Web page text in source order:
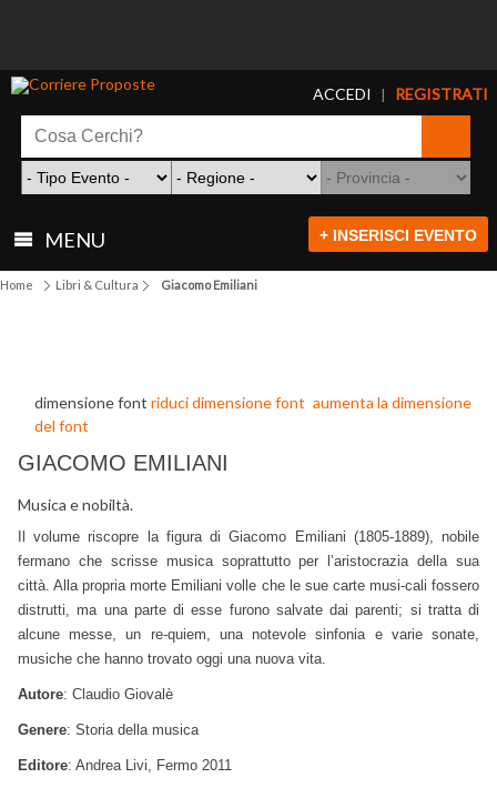
ACCEDI | REGISTRATI
MENU + INSERISCI EVENTO
Home Libri & Cultura Giacomo Emiliani
dimensione font riduci dimensione font aumenta la dimensione
del font
GIACOMO EMILIANI
Musica e nobiltà.
Il volume riscopre la figura di Giacomo Emiliani (1805-1889), nobile
fermano che scrisse musica soprattutto per l’aristocrazia della sua
città. Alla propria morte Emiliani volle che le sue carte musi-cali fossero
distrutti, ma una parte di esse furono salvate dai parenti; si tratta di
alcune messe, un re-quiem, una notevole sinfonia e varie sonate,
musiche che hanno trovato oggi una nuova vita.
Autore: Claudio Giovalè
Genere: Storia della musica
Editore: Andrea Livi, Fermo 2011